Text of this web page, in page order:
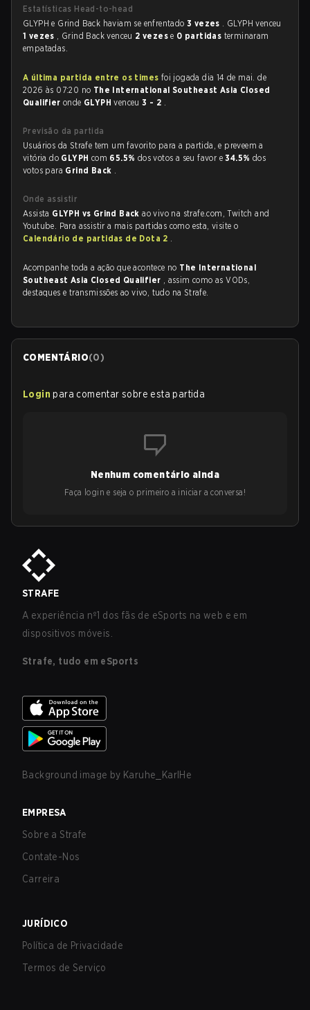
Estatísticas Head-to-head
GLYPH e Grind Back haviam se enfrentado 3 vezes . GLYPH venceu
1 vezes , Grind Back venceu 2 vezese 0 partidas terminaram
empatadas.
A última partida entre os times foi jogada dia 14 de mai. de
2026 às 07:20 no The International Southeast Asia Closed
Qualifier onde GLYPHvenceu3 - 2 .
Previsão da partida
Usuários da Strafe tem um favorito para a partida, e preveem a
vitória do GLYPH com 65.5% dos votos a seu favor e34.5% dos
votos para Grind Back .
Onde assistir
Assista GLYPH vs Grind Backao vivo na strafe.com, Twitch and
Youtube. Para assistir a mais partidas como esta, visite o
Calendário de partidas de Dota 2 .
Acompanhe toda a ação que acontece no The International
Southeast Asia Closed Qualifier , assim como as VODs,
destaques e transmissões ao vivo, tudo na Strafe.
COMENTÁRIO(0)
Login para comentar sobre esta partida
Nenhum comentário ainda
Faça login e seja o primeiro a iniciar a conversa!
STRAFE
A experiência nº1 dos fãs de eSports na web e em
dispositivos móveis.
Strafe, tudo em eSports
Background image by Karuhe_KarlHe
EMPRESA
Sobre a Strafe
Contate-Nos
Carreira
JURÍDICO
Política de Privacidade
Termos de Serviço